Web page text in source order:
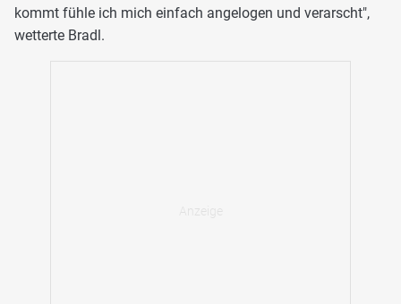
kommt fühle ich mich einfach angelogen und verarscht",
wetterte Bradl.